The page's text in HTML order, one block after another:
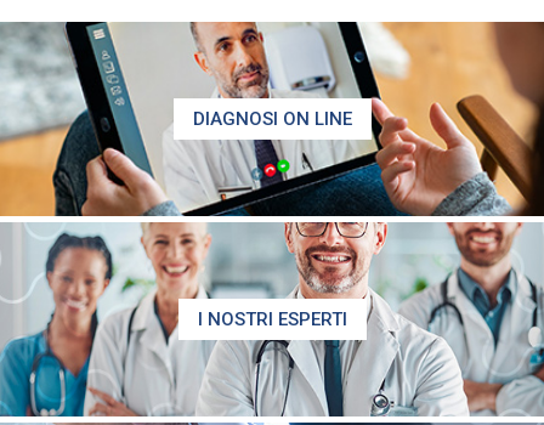
DIAGNOSI ON LINE
I NOSTRI ESPERTI